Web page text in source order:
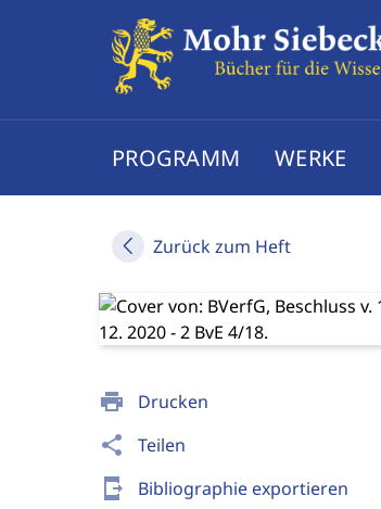
PROGRAMM WERKE
Zurück zum Heft
print Drucken
share Teilen
send_to_mobile Bibliographie exportieren